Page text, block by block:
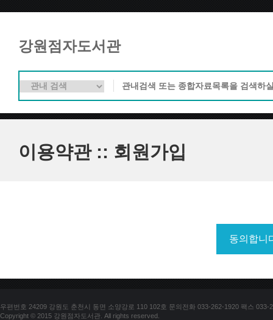
강원점자도서관
이용약관 :: 회원가입
우편번호 24209 강원도 춘천시 동면 소양강로 110 102호 문의전화 033-262-1920 팩스 033-
Copyright © 2015 강원점자도서관. All rights reserved.